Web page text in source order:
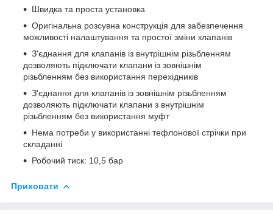
Швидка та проста установка
Оригінальна розсувна конструкція для забезпечення
можливості налаштування та простої зміни клапанів
З'єднання для клапанів із внутрішнім різьбленням
дозволяють підключати клапани із зовнішнім
різьбленням без використання перехідників
З'єднання для клапанів із зовнішнім різьбленням
дозволяють підключати клапани з внутрішнім
різьбленням без використання муфт
Нема потреби у використанні тефлонової стрічки при
складанні
Робочий тиск: 10,5 бар
Приховати